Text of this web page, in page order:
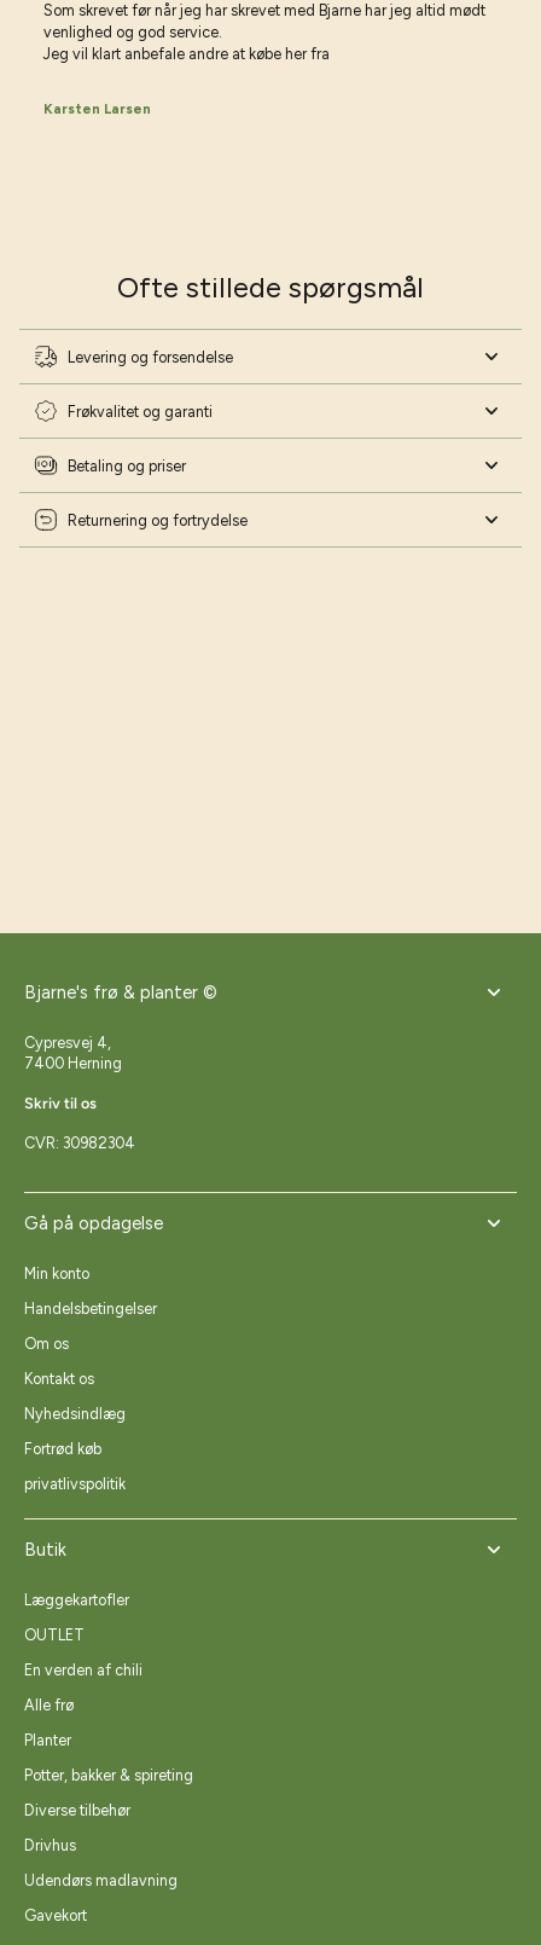
Som skrevet før når jeg har skrevet med Bjarne har jeg altid mødt
venlighed og god service.
Jeg vil klart anbefale andre at købe her fra
Karsten Larsen
Ofte stillede spørgsmål
Levering og forsendelse
Frøkvalitet og garanti
Betaling og priser
Returnering og fortrydelse
Bjarne's frø & planter ©
Cypresvej 4,
7400 Herning
Skriv til os
CVR: 30982304
Gå på opdagelse
Min konto
Handelsbetingelser
Om os
Kontakt os
Nyhedsindlæg
Fortrød køb
privatlivspolitik
Butik
Læggekartofler
OUTLET
En verden af chili
Alle frø
Planter
Potter, bakker & spireting
Diverse tilbehør
Drivhus
Udendørs madlavning
Gavekort